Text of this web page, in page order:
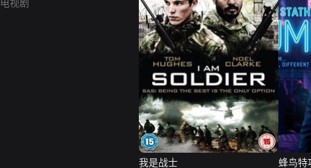
电视剧
我是战士
蜂鸟特